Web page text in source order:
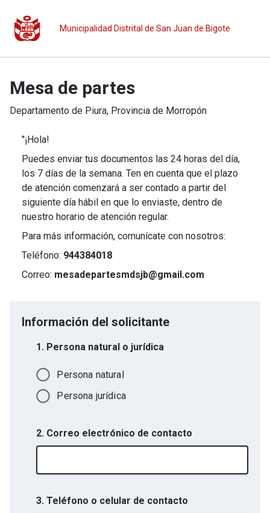
Municipalidad Distrital de San Juan de Bigote
Mesa de partes
Departamento de Piura, Provincia de Morropón
"¡Hola!
Puedes enviar tus documentos las 24 horas del día,
los 7 días de la semana. Ten en cuenta que el plazo
de atención comenzará a ser contado a partir del
siguiente día hábil en que lo enviaste, dentro de
nuestro horario de atención regular.
Para más información, comunícate con nosotros:
Teléfono: 944384018
Correo: mesadepartesmdsjb@gmail.com
Información del solicitante
1. Persona natural o jurídica
Persona natural
Persona jurídica
2. Correo electrónico de contacto
3. Teléfono o celular de contacto